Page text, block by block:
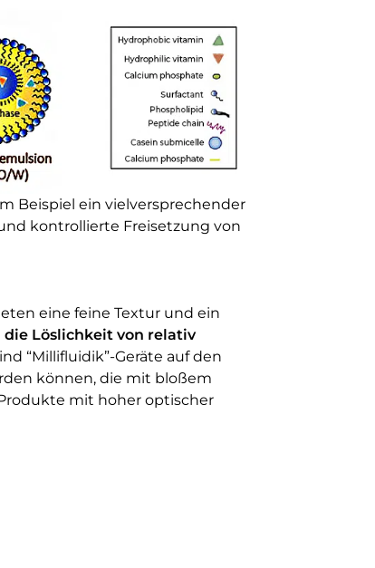
Beispiel ein vielversprechender
kontrollierte Freisetzung von
eine feine Textur und ein
die Löslichkeit von relativ
“Millifluidik”-Geräte auf den
können, die mit bloßem
mit hoher optischer